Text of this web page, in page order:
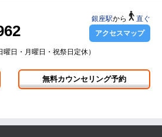
銀座駅から
直ぐ
アクセスマップ
日・月曜日・祝祭日定休）
無料カウンセリング予約